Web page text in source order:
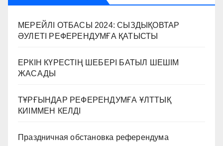
МЕРЕЙЛІ ОТБАСЫ 2024: СЫЗДЫҚОВТАР
ӘУЛЕТІ РЕФЕРЕНДУМҒА ҚАТЫСТЫ
ЕРКІН КҮРЕСТІҢ ШЕБЕРІ БАТЫЛ ШЕШІМ
ЖАСАДЫ
ТҰРҒЫНДАР РЕФЕРЕНДУМҒА ҰЛТТЫҚ
КИІММЕН КЕЛДІ
Праздничная обстановка референдума